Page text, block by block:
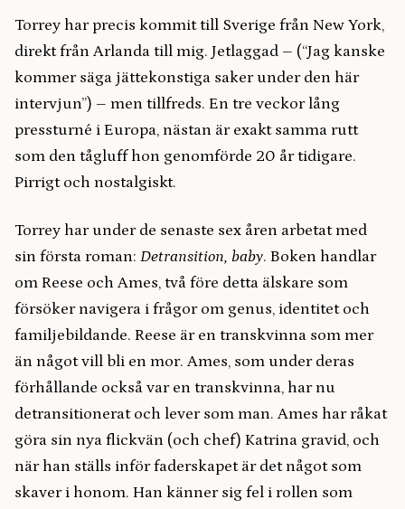
Torrey har precis kommit till Sverige från New York,
direkt från Arlanda till mig. Jetlaggad – (“Jag kanske
kommer säga jättekonstiga saker under den här
intervjun”) – men tillfreds. En tre veckor lång
pressturné i Europa, nästan är exakt samma rutt
som den tågluff hon genomförde 20 år tidigare.
Pirrigt och nostalgiskt.
Torrey har under de senaste sex åren arbetat med
sin första roman: Detransition, baby. Boken handlar
om Reese och Ames, två före detta älskare som
försöker navigera i frågor om genus, identitet och
familjebildande. Reese är en transkvinna som mer
än något vill bli en mor. Ames, som under deras
förhållande också var en transkvinna, har nu
detransitionerat och lever som man. Ames har råkat
göra sin nya flickvän (och chef) Katrina gravid, och
när han ställs inför faderskapet är det något som
skaver i honom. Han känner sig fel i rollen som